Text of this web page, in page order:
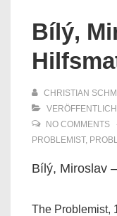
Bílý,
CHRISTIAN
NO COMMENTS
PROBLEMIST,
Bílý, Miroslav
The Problemist,